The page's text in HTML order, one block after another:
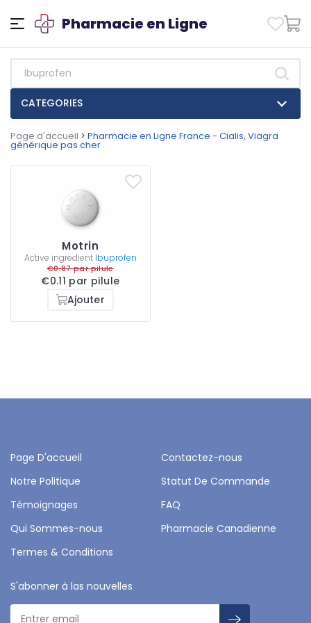
Pharmacie en Ligne
CATEGORIES
Page d'accueil > Pharmacie en Ligne France - Cialis, Viagra
générique pas cher
Motrin
Active ingredient Ibuprofen
€0.87 par pilule
€0.11 par pilule
Ajouter
Page D'accueil
Contactez-nous
Notre Politique
Statut De Commande
Témoignages
FAQ
Qui Sommes-nous
Pharmacie Canadienne
Termes & Conditions
S'abonner à las nouvelles